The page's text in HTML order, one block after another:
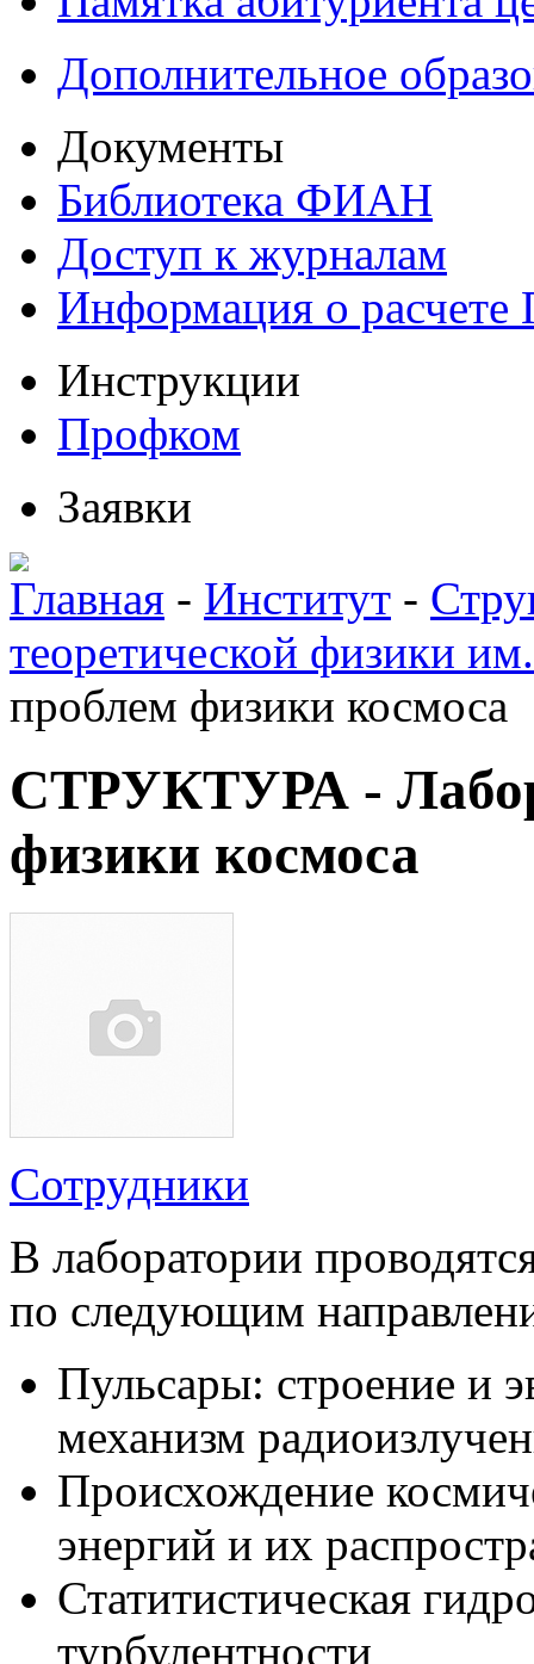
Дополнительное
Документы
Библиотека ФИАН
Доступ к журналам
Информация о
Инструкции
Профком
Заявки
Главная - Институт -
теоретической физики
проблем физики космоса
СТРУКТУРА -
физики космоса
Сотрудники
В лаборатории
по следующим
Пульсары: строение и
механизм
Происхождение
энергий и их
Статитистическая
турбулентности